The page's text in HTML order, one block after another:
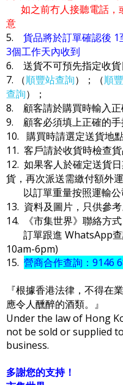
如之前冇人接聽電話，
意
5. 貨品將於訂單確認後
3個工作天內收到
6. 送貨不可預先指定收貨
7. （順豐站查詢）；（順
查詢）；
8. 顧客請於購買時輸入正
9. 顧客必須填上正確的手
10. 購買時請選定送貨地
11. 客戶請於收貨時檢查
12. 如果客人於確定送貨
貨，再次派送需繳付額外運
以訂單重量按照運輸公
13. 資料及圖片，只供參考
14. 《市集世界》聯絡方式
訂單跟進 WhatsApp查
10am-6pm)
15. 營商合作查詢：9146
『根據香港法律，不得在
應令人醺醉的酒類。』
Under the law of Hong
not be sold or supplied
business.
多謝您的支持！